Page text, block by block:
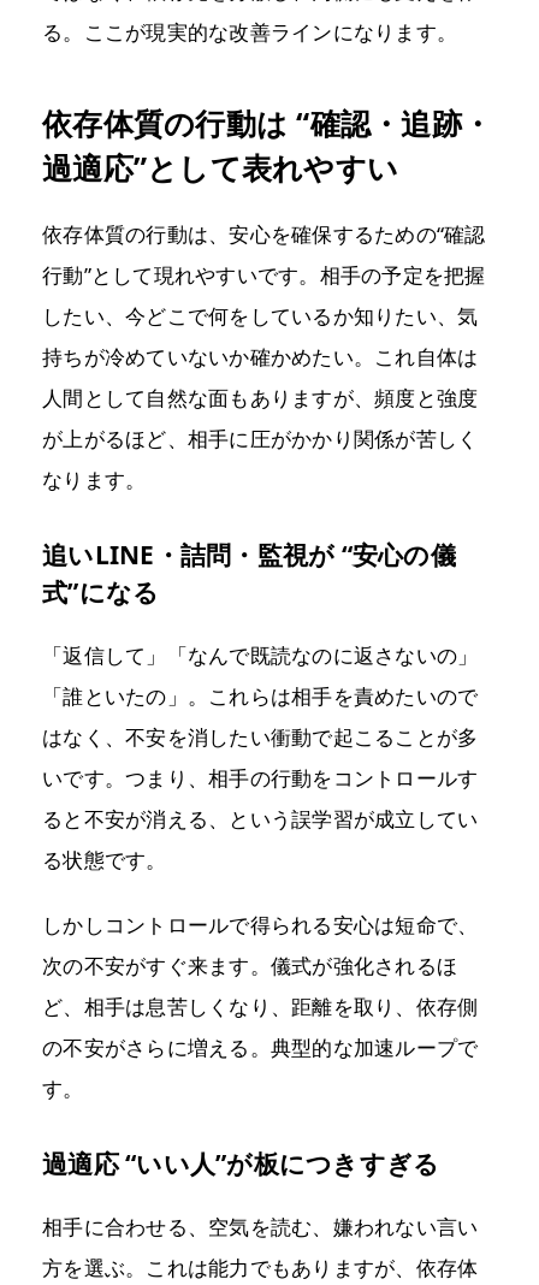
る。ここが現実的な改善ラインになります。
依存体質の行動は “確認・追跡・
過適応”として表れやすい
依存体質の行動は、安心を確保するための“確認
行動”として現れやすいです。相手の予定を把握
したい、今どこで何をしているか知りたい、気
持ちが冷めていないか確かめたい。これ自体は
人間として自然な面もありますが、頻度と強度
が上がるほど、相手に圧がかかり関係が苦しく
なります。
追いLINE・詰問・監視が “安心の儀
式”になる
「返信して」「なんで既読なのに返さないの」
「誰といたの」。これらは相手を責めたいので
はなく、不安を消したい衝動で起こることが多
いです。つまり、相手の行動をコントロールす
ると不安が消える、という誤学習が成立してい
る状態です。
しかしコントロールで得られる安心は短命で、
次の不安がすぐ来ます。儀式が強化されるほ
ど、相手は息苦しくなり、距離を取り、依存側
の不安がさらに増える。典型的な加速ループで
す。
過適応 “いい人”が板につきすぎる
相手に合わせる、空気を読む、嫌われない言い
方を選ぶ。これは能力でもありますが、依存体